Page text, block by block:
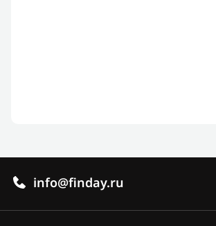
info@finday.ru